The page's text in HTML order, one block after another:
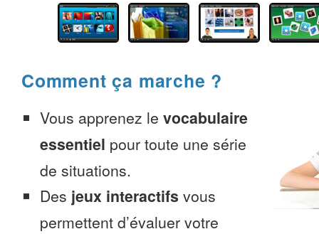
Comment ça marche ?
Vous apprenez le vocabulaire
essentiel pour toute une série
de situations.
Des jeux interactifs vous
permettent d’évaluer votre